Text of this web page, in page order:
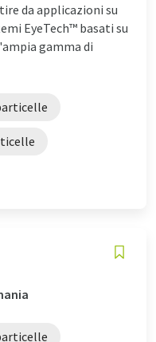
da applicazioni su
EyeTech™ basati su
gamma di